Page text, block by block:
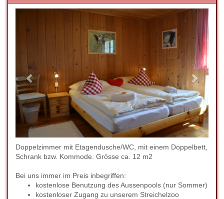
Next
Doppelzimmer mit Etagendusche/WC, mit einem Doppelbett,
Schrank bzw. Kommode. Grösse ca. 12 m2
Bei uns immer im Preis inbegriffen:
kostenlose Benutzung des Aussenpools (nur Sommer)
kostenloser Zugang zu unserem Streichelzoo